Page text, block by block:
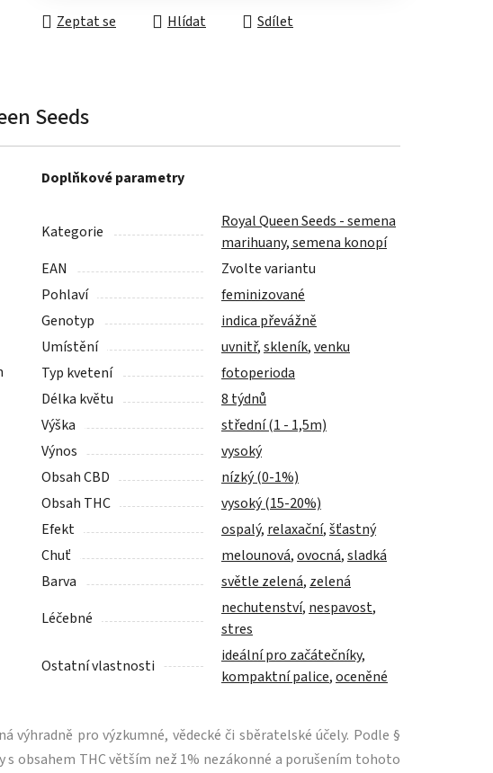
Zeptat se Hlídat Sdílet
Seeds
Doplňkové parametry
Kategorie
Royal Queen Seeds - semena
marihuany, semena konopí
EAN
Zvolte variantu
Pohlaví
feminizované
Genotyp
indica převážně
Umístění
uvnitř,skleník,venku
Typ kvetení
fotoperioda
Délka květu
8 týdnů
Výška
střední (1 - 1,5m)
Výnos
vysoký
Obsah CBD
nízký (0-1%)
Obsah THC
vysoký (15-20%)
Efekt
ospalý, relaxační,šťastný
Chuť
melounová,ovocná,sladká
Barva
světle zelená, zelená
Léčebné
nechutenství, nespavost,
stres
Ostatní vlastnosti
ideální pro začátečníky,
kompaktní palice,oceněné
výhradně pro výzkumné, vědecké či sběratelské účely. Podle §
s obsahem THC větším než 1% nezákonné a porušením tohoto